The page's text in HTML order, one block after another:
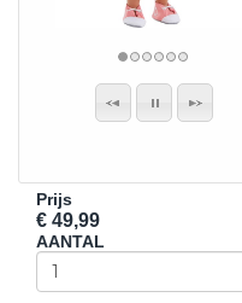
Prijs
€ 49,99
AANTAL